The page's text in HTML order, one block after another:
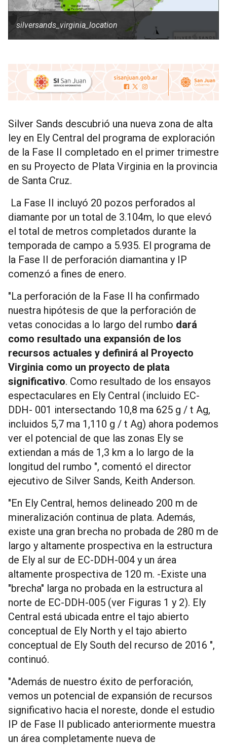
silversands_virginia_location
Silver Sands descubrió una nueva zona de alta
ley en Ely Central del programa de exploración
de la Fase II completado en el primer trimestre
en su Proyecto de Plata Virginia en la provincia
de Santa Cruz.
La Fase II incluyó 20 pozos perforados al
diamante por un total de 3.104m, lo que elevó
el total de metros completados durante la
temporada de campo a 5.935. El programa de
la Fase II de perforación diamantina y IP
comenzó a fines de enero.
"La perforación de la Fase II ha confirmado
nuestra hipótesis de que la perforación de
vetas conocidas a lo largo del rumbo dará
como resultado una expansión de los
recursos actuales y definirá al Proyecto
Virginia como un proyecto de plata
significativo. Como resultado de los ensayos
espectaculares en Ely Central (incluido EC-
DDH- 001 intersectando 10,8 ma 625 g / t Ag,
incluidos 5,7 ma 1,110 g / t Ag) ahora podemos
ver el potencial de que las zonas Ely se
extiendan a más de 1,3 km a lo largo de la
longitud del rumbo ", comentó el director
ejecutivo de Silver Sands, Keith Anderson.
"En Ely Central, hemos delineado 200 m de
mineralización continua de plata. Además,
existe una gran brecha no probada de 280 m de
largo y altamente prospectiva en la estructura
de Ely al sur de EC-DDH-004 y un área
altamente prospectiva de 120 m. -Existe una
"brecha" larga no probada en la estructura al
norte de EC-DDH-005 (ver Figuras 1 y 2). Ely
Central está ubicada entre el tajo abierto
conceptual de Ely North y el tajo abierto
conceptual de Ely South del recurso de 2016 ",
continuó.
"Además de nuestro éxito de perforación,
vemos un potencial de expansión de recursos
significativo hacia el noreste, donde el estudio
IP de Fase II publicado anteriormente muestra
un área completamente nueva de